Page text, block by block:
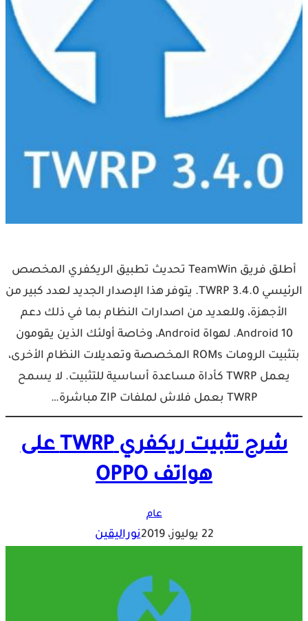
أطلق فريق TeamWin تحديث تطبيق الريكفري المخصص
الرئيسي TWRP 3.4.0. يتوفر هذا الإصدار الجديد لعدد كبير من
الأجهزة، وللعديد من اصدارات النظام بما في ذلك دعم
Android 10. لهواة Android، وخاصة أولئك الذين يقومون
بتثبيت الرومات ROMs المخصصة وتعديلات النظام الأخرى،
يعمل TWRP كأداة مساعدة أساسية للتثبيت. لا يسمح
TWRP بعمل فلاش لملفات ZIP مباشرة…
شرح تثبيت ريكفري TWRP على
هواتف OPPO
عام
22 يوليوز، 2019 نوراليقين